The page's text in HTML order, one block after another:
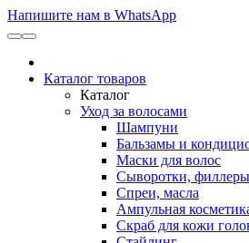
Напишите нам в WhatsApp
Каталог товаров
Каталог
Уход за волосами
Шампуни
Бальзамы и
Маски для волос
Сыворотки, филлеры
Спреи, масла
Ампульная
Скраб для кожи